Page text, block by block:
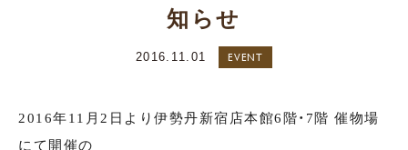
知らせ
2016.11.01 EVENT
2016年11月2日より伊勢丹新宿店本館6階・7階 催物場
にて開催の